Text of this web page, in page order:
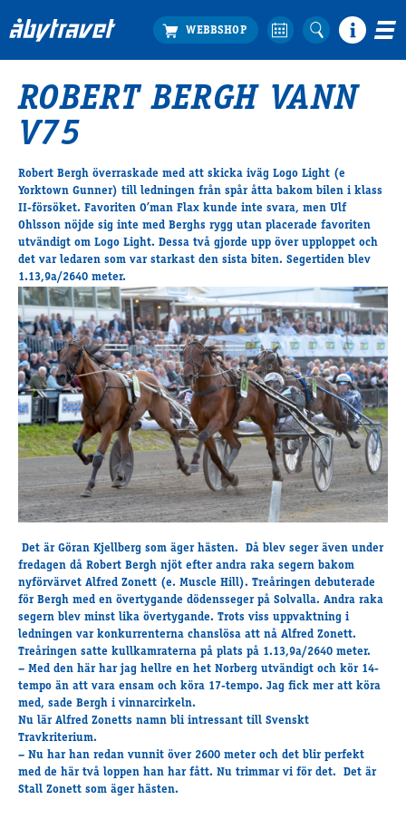
Köp biljett
Travprogrammet
Bra att veta
Restauranger
Catering by Lyon
Hotell nära oss
Nybörjar­guide
Presentkort
Tävlingsdagar
FAQ
Travkonferens
Exponering & värdskap
Aktiviteter
Tävling
Tävlingsserier
Träning och provlopp
Aktiva
Månadens hästägare 2026
Månadens B-tränare 2026
Euro Classic Trot
Andelshästar
Åby Stora Pris 2026
ROBERT BERGH VANN
V75
Robert Bergh överraskade med att skicka iväg Logo Light (e
Yorktown Gunner) till ledningen från spår åtta bakom bilen i klass
II-försöket. Favoriten O’man Flax kunde inte svara, men Ulf
Ohlsson nöjde sig inte med Berghs rygg utan placerade favoriten
utvändigt om Logo Light. Dessa två gjorde upp över upploppet och
det var ledaren som var starkast den sista biten. Segertiden blev
1.13,9a/2640 meter.
Det är Göran Kjellberg som äger hästen. Då blev seger även under
fredagen då Robert Bergh njöt efter andra raka segern bakom
nyförvärvet Alfred Zonett(e. Muscle Hill). Treåringen debuterade
för Bergh med en övertygande dödensseger på Solvalla. Andra raka
segern blev minst lika övertygande. Trots viss uppvaktning i
ledningen var konkurrenterna chanslösa att nå Alfred Zonett.
Treåringen satte kullkamraterna på plats på 1.13,9a/2640 meter.
– Med den här har jag hellre en het Norberg utvändigt och kör 14-
tempo än att vara ensam och köra 17-tempo. Jag fick mer att köra
med, sade Bergh i vinnarcirkeln.
Nu lär Alfred Zonetts namn bli intressant till Svenskt
Travkriterium.
– Nu har han redan vunnit över 2600 meter och det blir perfekt
med de här två loppen han har fått. Nu trimmar vi för det. Det är
Stall Zonett som äger hästen.